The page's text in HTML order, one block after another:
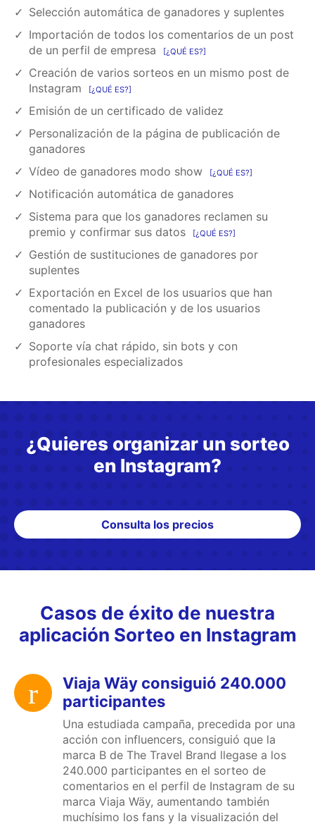
Selección automática de ganadores y suplentes
Importación de todos los comentarios de un post
de un perfil de empresa
¿QUÉ ES?
Creación de varios sorteos en un mismo post de
Instagram
¿QUÉ ES?
Emisión de un certificado de validez
Personalización de la página de publicación de
ganadores
Vídeo de ganadores modo show
¿QUÉ ES?
Notificación automática de ganadores
Sistema para que los ganadores reclamen su
premio y confirmar sus datos
¿QUÉ ES?
Gestión de sustituciones de ganadores por
suplentes
Exportación en Excel de los usuarios que han
comentado la publicación y de los usuarios
ganadores
Soporte vía chat rápido, sin bots y con
profesionales especializados
¿Quieres organizar un sorteo
en Instagram?
Consulta los precios
Casos de éxito de nuestra
aplicación Sorteo en Instagram
Viaja Wäy consiguió 240.000
participantes
Una estudiada campaña, precedida por una
acción con influencers, consiguió que la
marca B de The Travel Brand llegase a los
240.000 participantes en el sorteo de
comentarios en el perfil de Instagram de su
marca Viaja Wäy, aumentando también
muchísimo los fans y la visualización del